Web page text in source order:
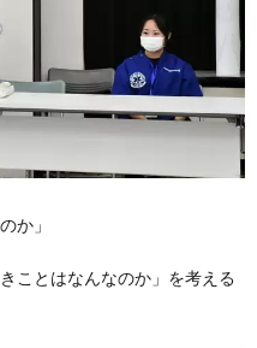
か」
ことはなんなのか」を考える